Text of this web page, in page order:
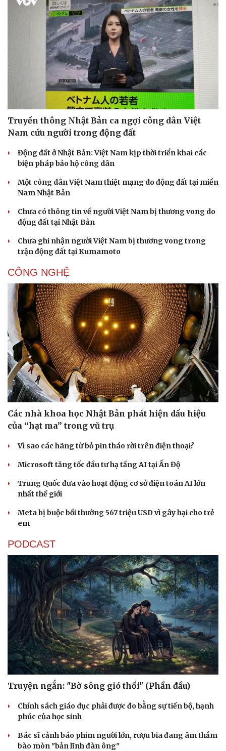
Sức khỏe
Dinh dưỡng - món ngon
Sản phụ khoa
Nhi khoa
Làm đẹp - giảm cân
Phòng mạch online
Đời sống
Tình yêu - Gia đình
Truyền thông Nhật Bản ca ngợi công dân Việt
Nam cứu người trong động đất
Động đất ở Nhật Bản: Việt Nam kịp thời triển khai các
biện pháp bảo hộ công dân
Một công dân Việt Nam thiệt mạng do động đất tại miền
Nam Nhật Bản
Chưa có thông tin về người Việt Nam bị thương vong do
động đất tại Nhật Bản
Chưa ghi nhận người Việt Nam bị thương vong trong
trận động đất tại Kumamoto
CÔNG NGHỆ
Các nhà khoa học Nhật Bản phát hiện dấu hiệu
của “hạt ma” trong vũ trụ
Vì sao các hãng từ bỏ pin tháo rời trên điện thoại?
Microsoft tăng tốc đầu tư hạ tầng AI tại Ấn Độ
Trung Quốc đưa vào hoạt động cơ sở điện toán AI lớn
nhất thế giới
Meta bị buộc bồi thường 567 triệu USD vì gây hại cho trẻ
em
PODCAST
Truyện ngắn: "Bờ sông gió thổi" (Phần đầu)
Chính sách giáo dục phải được đo bằng sự tiến bộ, hạnh
phúc của học sinh
Bác sĩ cảnh báo phim người lớn, rượu bia đang âm thầm
bào mòn "bản lĩnh đàn ông"